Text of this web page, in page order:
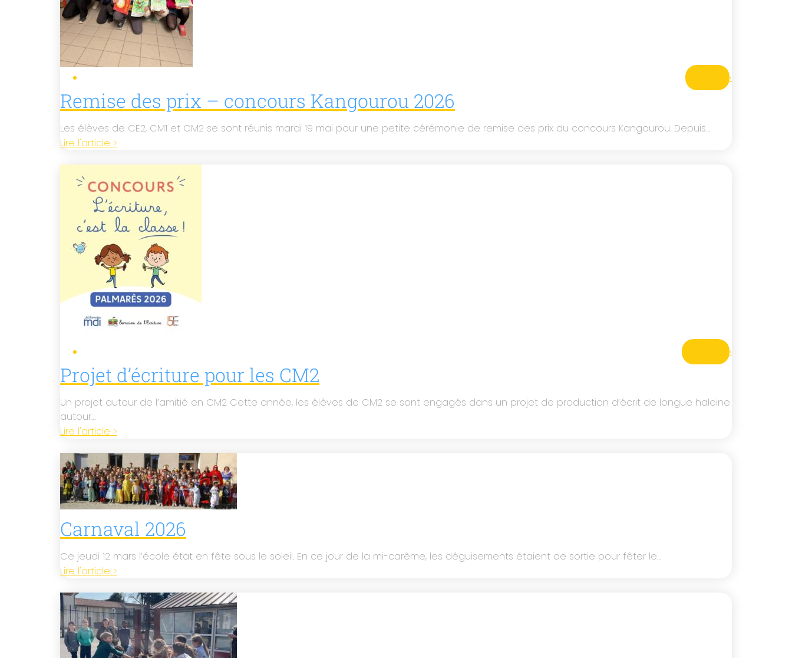
·
Remise des prix – concours Kangourou 2026
Les élèves de CE2, CM1 et CM2 se sont réunis mardi 19 mai pour une petite cérémonie de remise des prix du concours Kangourou. Depuis…
Lire l'article >
·
Projet d’écriture pour les CM2
Un projet autour de l’amitié en CM2 Cette année, les élèves de CM2 se sont engagés dans un projet de production d’écrit de longue haleine
autour…
Lire l'article >
Carnaval 2026
Ce jeudi 12 mars l’école état en fête sous le soleil. En ce jour de la mi-carême, les déguisements étaient de sortie pour fêter le…
Lire l'article >